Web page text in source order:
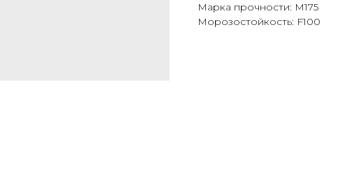
Марка прочности: М175
Морозостойкость: F100